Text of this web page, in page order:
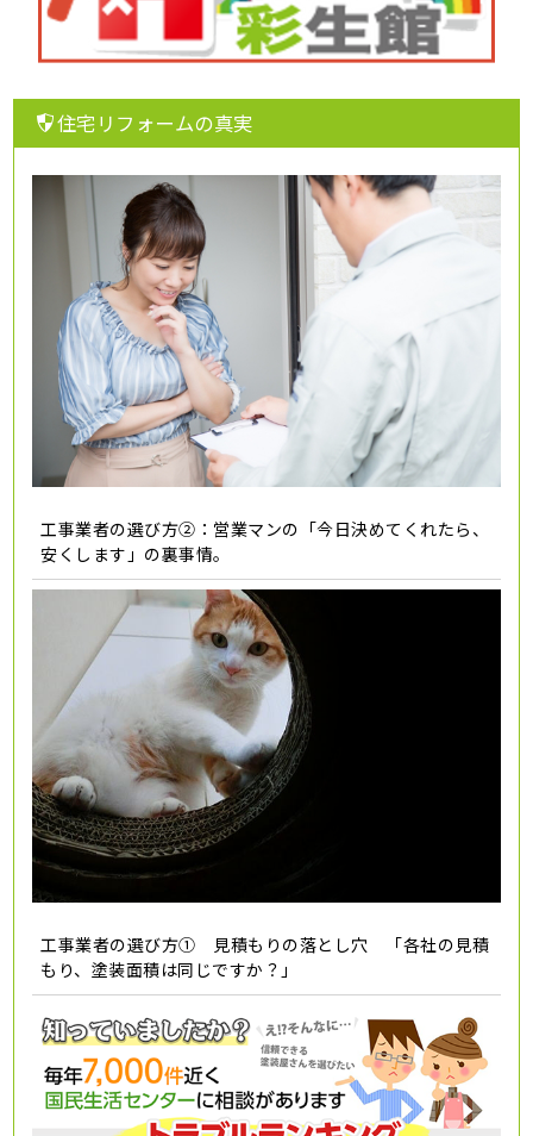
住宅リフォームの真実
工事業者の選び方②：営業マンの「今日決めてくれたら、
安くします」の裏事情。
工事業者の選び方① 見積もりの落とし穴 「各社の見積
もり、塗装面積は同じですか？」